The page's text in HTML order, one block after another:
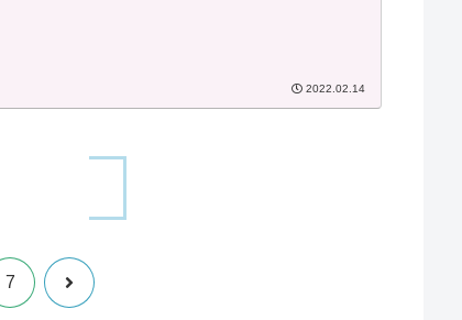
2022.02.14
7 次